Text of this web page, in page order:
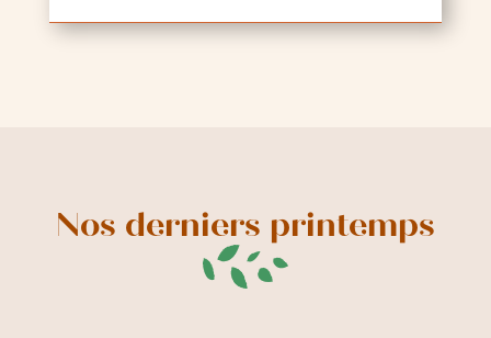
Nos derniers printemps